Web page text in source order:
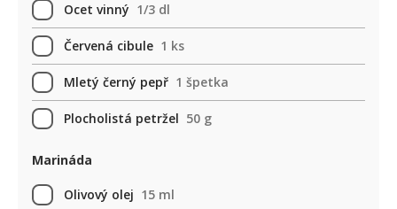
Ocet vinný 1/3 dl
Červená cibule 1 ks
Mletý černý pepř 1 špetka
Plocholistá petržel 50 g
Marináda
Olivový olej 15 ml